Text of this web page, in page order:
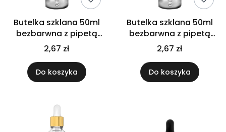
Butelka szklana 50ml
bezbarwna z pipetą
gwarancyjną
2,67 zł
Do koszyka
Butelka szklana 50ml
bezbarwna z pipetą
srebrną
2,67 zł
Do koszyka